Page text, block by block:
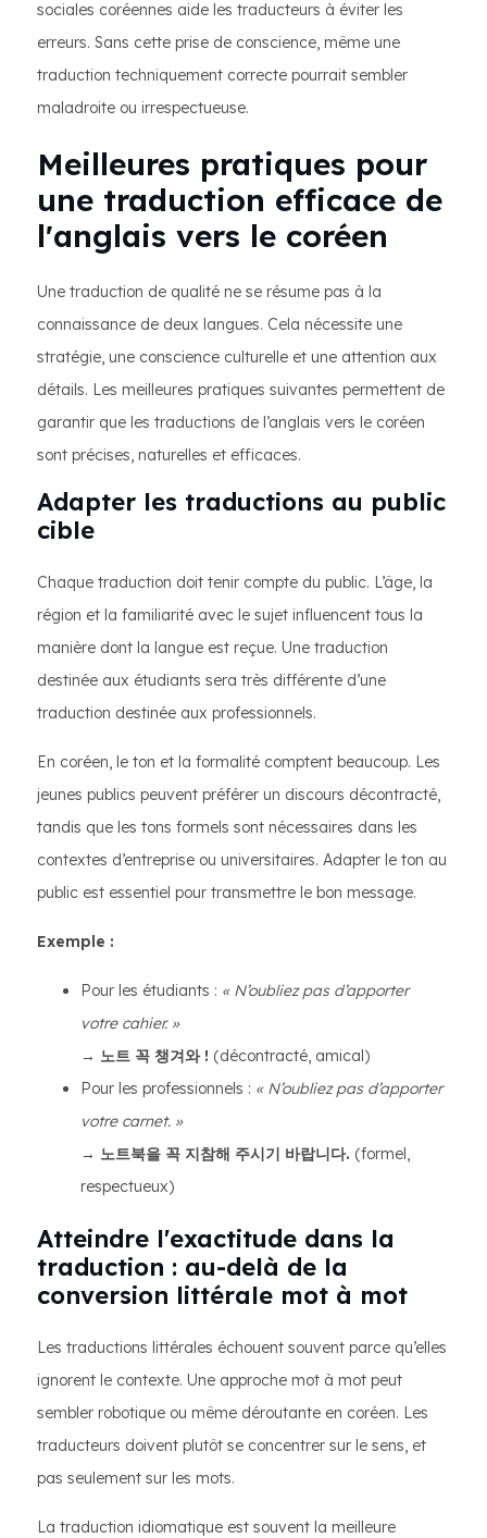
sociales coréennes aide les traducteurs à éviter les
erreurs. Sans cette prise de conscience, même une
traduction techniquement correcte pourrait sembler
maladroite ou irrespectueuse.
Meilleures pratiques pour
une traduction efficace de
l'anglais vers le coréen
Une traduction de qualité ne se résume pas à la
connaissance de deux langues. Cela nécessite une
stratégie, une conscience culturelle et une attention aux
détails. Les meilleures pratiques suivantes permettent de
garantir que les traductions de l’anglais vers le coréen
sont précises, naturelles et efficaces.
Adapter les traductions au public
cible
Chaque traduction doit tenir compte du public. L’âge, la
région et la familiarité avec le sujet influencent tous la
manière dont la langue est reçue. Une traduction
destinée aux étudiants sera très différente d’une
traduction destinée aux professionnels.
En coréen, le ton et la formalité comptent beaucoup. Les
jeunes publics peuvent préférer un discours décontracté,
tandis que les tons formels sont nécessaires dans les
contextes d’entreprise ou universitaires. Adapter le ton au
public est essentiel pour transmettre le bon message.
Exemple :
Pour les étudiants : « N’oubliez pas d’apporter
votre cahier. »
→ 노트 꼭 챙겨와 ! (décontracté, amical)
Pour les professionnels : « N’oubliez pas d’apporter
votre carnet. »
→ 노트북을 꼭 지참해 주시기 바랍니다. (formel,
respectueux)
Atteindre l'exactitude dans la
traduction : au-delà de la
conversion littérale mot à mot
Les traductions littérales échouent souvent parce qu’elles
ignorent le contexte. Une approche mot à mot peut
sembler robotique ou même déroutante en coréen. Les
traducteurs doivent plutôt se concentrer sur le sens, et
pas seulement sur les mots.
La traduction idiomatique est souvent la meilleure